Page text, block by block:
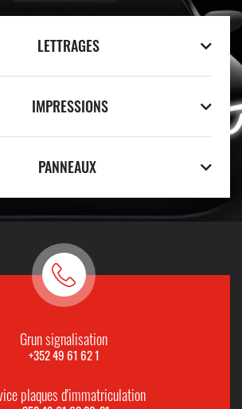
LETTRAGES
IMPRESSIONS
PANNEAUX
Grun signalisation
+352 49 61 62 1
plaques d'immatriculation